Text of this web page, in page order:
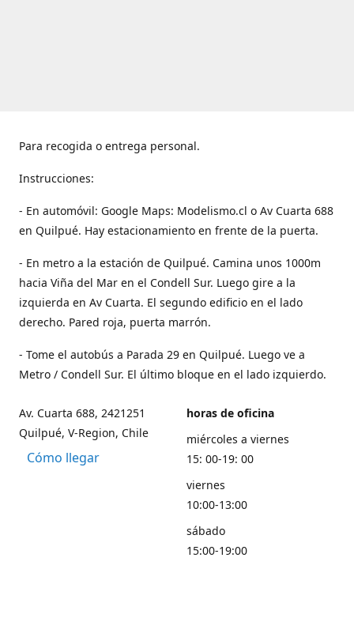
Para recogida o entrega personal.
Instrucciones:
- En automóvil: Google Maps: Modelismo.cl o Av Cuarta 688
en Quilpué. Hay estacionamiento en frente de la puerta.
- En metro a la estación de Quilpué. Camina unos 1000m
hacia Viña del Mar en el Condell Sur. Luego gire a la
izquierda en Av Cuarta. El segundo edificio en el lado
derecho. Pared roja, puerta marrón.
- Tome el autobús a Parada 29 en Quilpué. Luego ve a
Metro / Condell Sur. El último bloque en el lado izquierdo.
Av. Cuarta 688, 2421251
Quilpué, V-Region, Chile
Cómo llegar
horas de oficina
miércoles a viernes
15: 00-19: 00
viernes
10:00-13:00
sábado
15:00-19:00